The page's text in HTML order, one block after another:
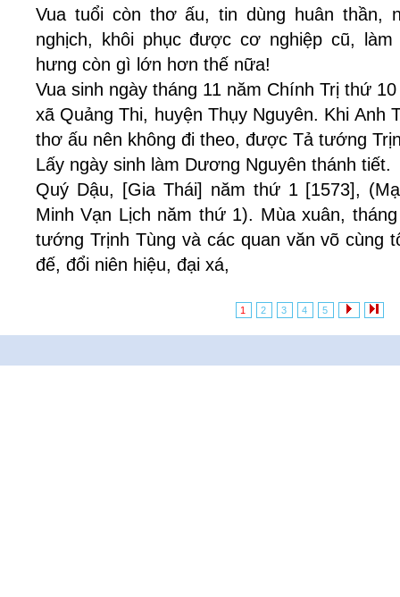
Vua tuổi còn thơ ấu, tin dùng huân thần,
nghịch, khôi phục được cơ nghiệp cũ,
hưng còn gì lớn hơn thế nữa!
Vua sinh ngày tháng 11 năm Chính Trị thứ
xã Quảng Thi, huyện Thụy Nguyên. Khi Anh
thơ ấu nên không đi theo, được Tả tướng
Lấy ngày sinh làm Dương Nguyên thánh tiết.
Quý Dậu, [Gia Thái] năm thứ 1 [1573],
Minh Vạn Lịch năm thứ 1). Mùa xuân,
tướng Trịnh Tùng và các quan văn võ cùng
đế, đổi niên hiệu, đại xá,
1 2 3 4 5